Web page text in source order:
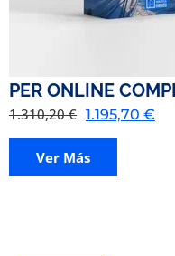
PER ONLINE
1.310,20€ 1.195,70 €
Ver Más